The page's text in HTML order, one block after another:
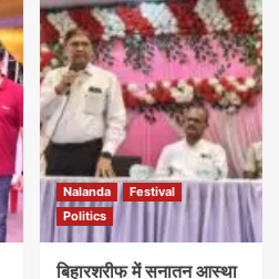
Nalanda
Festival
Politics
बिहारशरीफ में सनातन आस्था